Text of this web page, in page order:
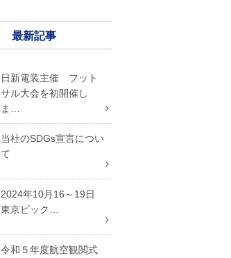
最新記事
日新電装主催 フット
サル大会を初開催し
ま…
当社のSDGs宣言につい
て
2024年10月16～19日
東京ビック…
令和５年度航空観閲式